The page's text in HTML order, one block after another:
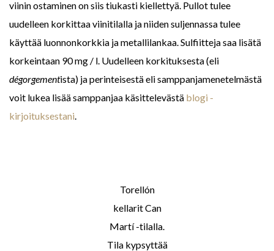
viinin ostaminen on siis tiukasti kiellettyä. Pullot tulee
uudelleen korkittaa viinitilalla ja niiden suljennassa tulee
käyttää luonnonkorkkia ja metallilankaa. Sulfiitteja saa lisätä
korkeintaan 90 mg / l. Uudelleen korkituksesta (eli
dégorgementista) ja perinteisestä eli samppanjamenetelmästä
voit lukea lisää samppanjaa käsittelevästä blogi -
kirjoituksestani.
Torellón
kellarit Can
Martí -tilalla.
Tila kypsyttää